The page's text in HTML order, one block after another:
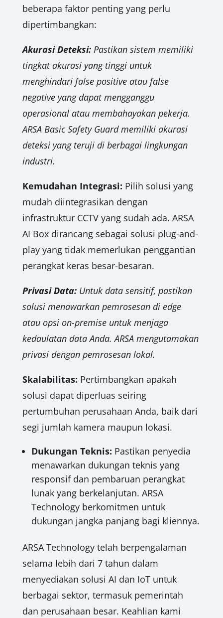
beberapa faktor penting yang perlu
dipertimbangkan:
Akurasi Deteksi:Pastikan sistem memiliki
tingkat akurasi yang tinggi untuk
menghindari false positive atau false
negative yang dapat mengganggu
operasional atau membahayakan pekerja.
ARSA Basic Safety Guard memiliki akurasi
deteksi yang teruji di berbagai lingkungan
industri.
Kemudahan Integrasi: Pilih solusi yang
mudah diintegrasikan dengan
infrastruktur CCTV yang sudah ada. ARSA
AI Box dirancang sebagai solusi plug-and-
play yang tidak memerlukan penggantian
perangkat keras besar-besaran.
Privasi Data:Untuk data sensitif, pastikan
solusi menawarkan pemrosesan di edge
atau opsi on-premise untuk menjaga
kedaulatan data Anda. ARSA mengutamakan
privasi dengan pemrosesan lokal.
Skalabilitas: Pertimbangkan apakah
solusi dapat diperluas seiring
pertumbuhan perusahaan Anda, baik dari
segi jumlah kamera maupun lokasi.
Dukungan Teknis: Pastikan penyedia
menawarkan dukungan teknis yang
responsif dan pembaruan perangkat
lunak yang berkelanjutan. ARSA
Technology berkomitmen untuk
dukungan jangka panjang bagi kliennya.
ARSA Technology telah berpengalaman
selama lebih dari 7 tahun dalam
menyediakan solusi AI dan IoT untuk
berbagai sektor, termasuk pemerintah
dan perusahaan besar. Keahlian kami